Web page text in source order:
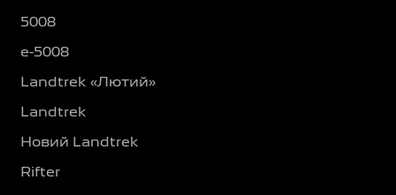
5008
e-5008
Landtrek «Лютий»
Landtrek
Новий Landtrek
Rifter